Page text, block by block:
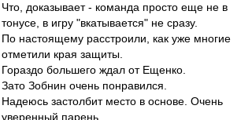
Что, доказывает - команда просто еще не в
тонусе, в игру "вкатывается" не сразу.
По настоящему расстроили, как уже многие
отметили края защиты.
Гораздо большего ждал от Ещенко.
Зато Зобнин очень понравился.
Надеюсь застолбит место в основе. Очень
уверенный парень.